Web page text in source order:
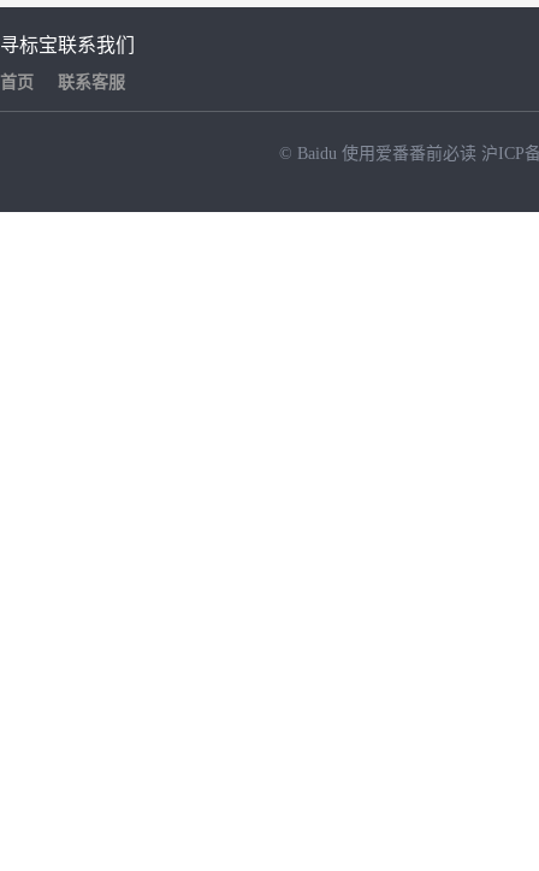
寻标宝
首页
联系我们
联系客服
© Baidu 使用爱番番前必读 沪ICP